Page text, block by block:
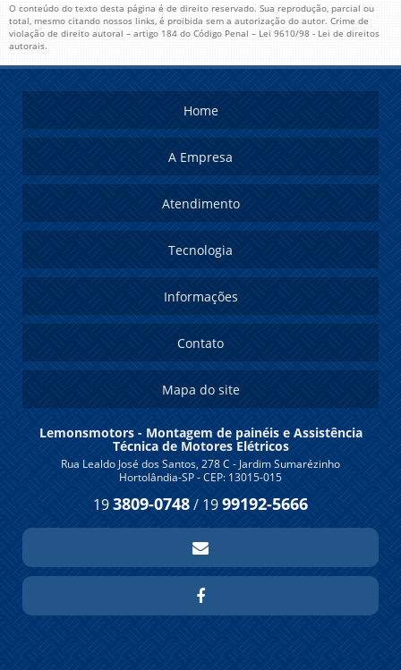
O conteúdo do texto desta página é de direito reservado. Sua reprodução, parcial ou
total, mesmo citando nossos links, é proibida sem a autorização do autor. Crime de
violação de direito autoral – artigo 184 do Código Penal – Lei 9610/98 - Lei de direitos
autorais.
Home
A Empresa
Atendimento
Tecnologia
Informações
Contato
Mapa do site
Lemonsmotors - Montagem de painéis e Assistência
Técnica de Motores Elétricos
Rua Lealdo José dos Santos, 278 C - Jardim Sumarézinho
Hortolândia-SP - CEP: 13015-015
193809-0748/ 1999192-5666